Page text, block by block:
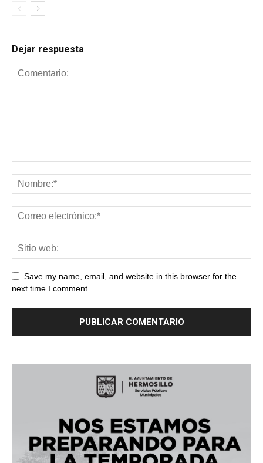
Dejar respuesta
Save my name, email, and website in this browser for the
next time I comment.